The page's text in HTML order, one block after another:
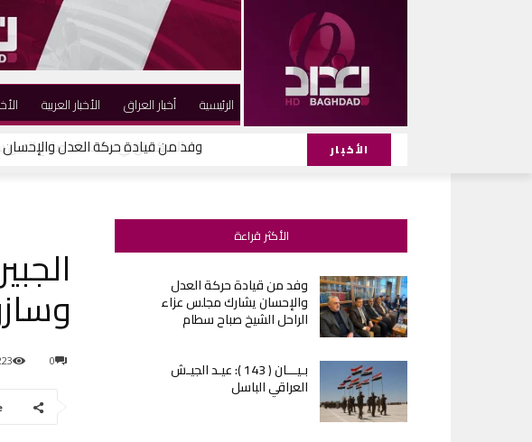
الأخبار العربية أخبار العراق الرئيسية
الأخبار وفد من قيادة حركة العدل
0
الأكثر قراءة
وفد من قيادة حركة العدل
والإحسان يشارك مجلس عزاء
الراحل الشيخ صباح سطام
بـيـــان ( 143 ): عيـد الجيـش
العراقي الباسل